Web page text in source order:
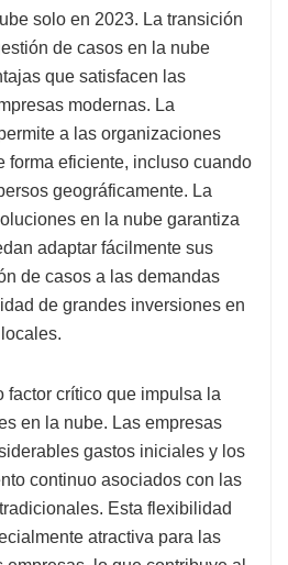
solo en 2023. La transición
de casos en la nube
que satisfacen las
modernas. La
a las organizaciones
forma eficiente, incluso cuando
geográficamente. La
en la nube garantiza
adaptar fácilmente sus
de casos a las demandas
de grandes inversiones en
factor crítico que impulsa la
en la nube. Las empresas
gastos iniciales y los
continuo asociados con las
Esta flexibilidad
atractiva para las